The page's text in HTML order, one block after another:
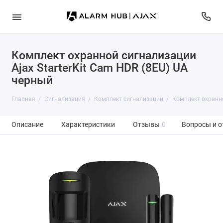
Комплект охранной сигнализации
Ajax StarterKit Cam HDR (8EU) UA
черный
Главная Сигнализация Комплект сигнализации Комплект
Описание Характеристики Отзывы 0 Вопросы и